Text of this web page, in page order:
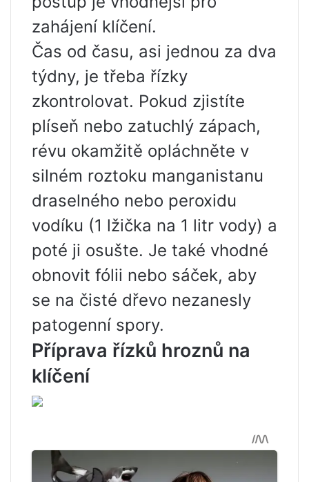
zahájení klíčení.
Čas od času, asi jednou za dva
týdny, je třeba řízky
zkontrolovat. Pokud zjistíte
plíseň nebo zatuchlý zápach,
révu okamžitě opláchněte v
silném roztoku manganistanu
draselného nebo peroxidu
vodíku (1 lžička na 1 litr vody) a
poté ji osušte. Je také vhodné
obnovit fólii nebo sáček, aby
se na čisté dřevo nezanesly
patogenní spory.
Příprava řízků hroznů na
klíčení